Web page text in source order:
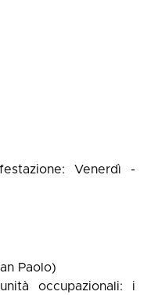
Venerdì -
Paolo)
occupazionali: i